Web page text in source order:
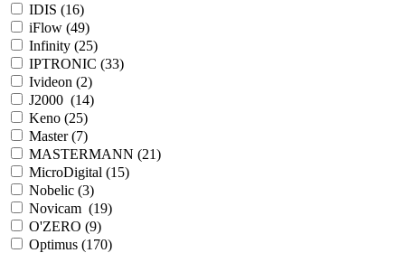
IDIS (16)
iFlow (49)
Infinity (25)
IPTRONIC (33)
Ivideon (2)
J2000 (14)
Keno (25)
Master (7)
MASTERMANN (21)
MicroDigital (15)
Nobelic (3)
Novicam (19)
O'ZERO (9)
Optimus (170)